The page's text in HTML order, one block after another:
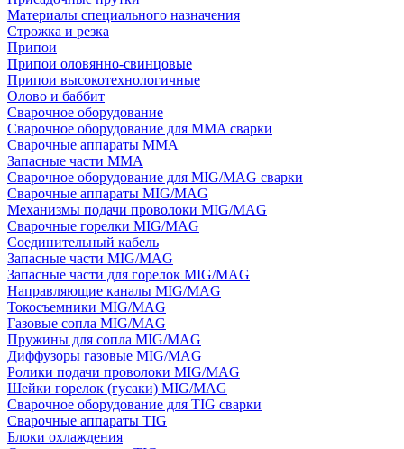
Материалы специального назначения
Строжка и резка
Припои
Припои оловянно-свинцовые
Припои высокотехнологичные
Олово и баббит
Сварочное оборудование
Сварочное оборудование для MMA сварки
Сварочные аппараты MMA
Запасные части MMA
Сварочное оборудование для MIG/MAG сварки
Сварочные аппараты MIG/MAG
Механизмы подачи проволоки MIG/MAG
Сварочные горелки MIG/MAG
Соединительный кабель
Запасные части MIG/MAG
Запасные части для горелок MIG/MAG
Направляющие каналы MIG/MAG
Токосъемники MIG/MAG
Газовые сопла MIG/MAG
Пружины для сопла MIG/MAG
Диффузоры газовые MIG/MAG
Ролики подачи проволоки MIG/MAG
Шейки горелок (гусаки) MIG/MAG
Сварочное оборудование для TIG сварки
Сварочные аппараты TIG
Блоки охлаждения